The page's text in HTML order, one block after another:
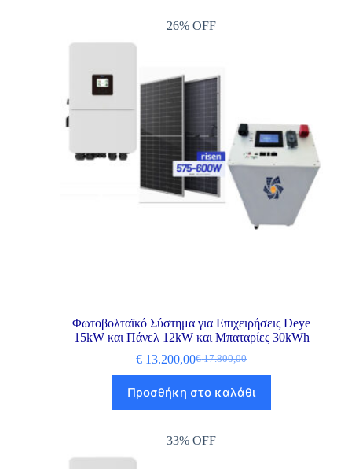
26% OFF
Φωτοβολταϊκό Σύστημα για Επιχειρήσεις Deye
15kW και Πάνελ 12kW και Μπαταρίες 30kWh
€17.800,00
€ 13.200,00
Προσθήκη στο καλάθι
33% OFF